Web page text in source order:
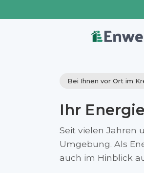
Bei Ihnen vor Ort im
Ihr
Seit vielen Jahren
Umgebung. Als
auch im Hinblick